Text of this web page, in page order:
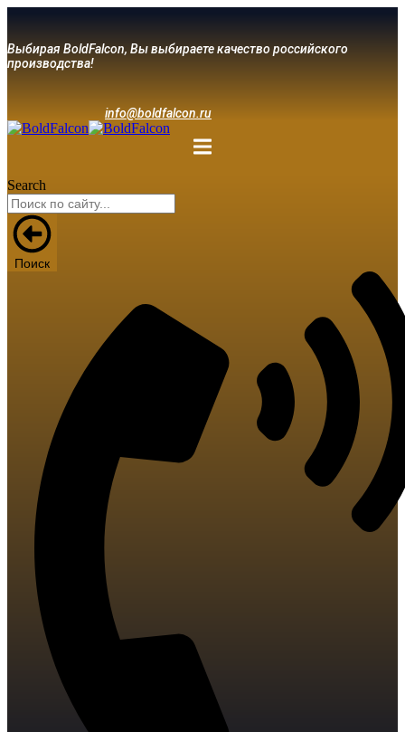
Выбирая BoldFalcon, Вы выбираете качество российского
производства!
info@boldfalcon.ru
Search
Поиск